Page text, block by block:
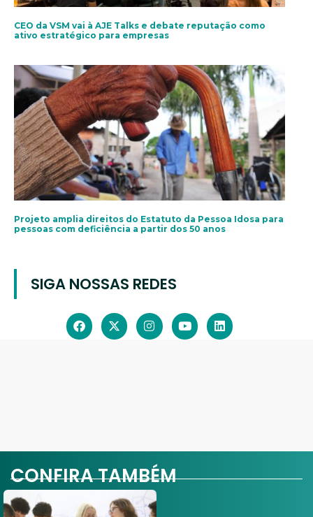
CEO da VSM vai à AJE Talks e debate reputação como
ativo estratégico para empresas
Projeto amplia direitos do Estatuto da Pessoa Idosa para
pessoas com deficiência a partir dos 50 anos
SIGA NOSSAS REDES
CONFIRA TAMBÉM